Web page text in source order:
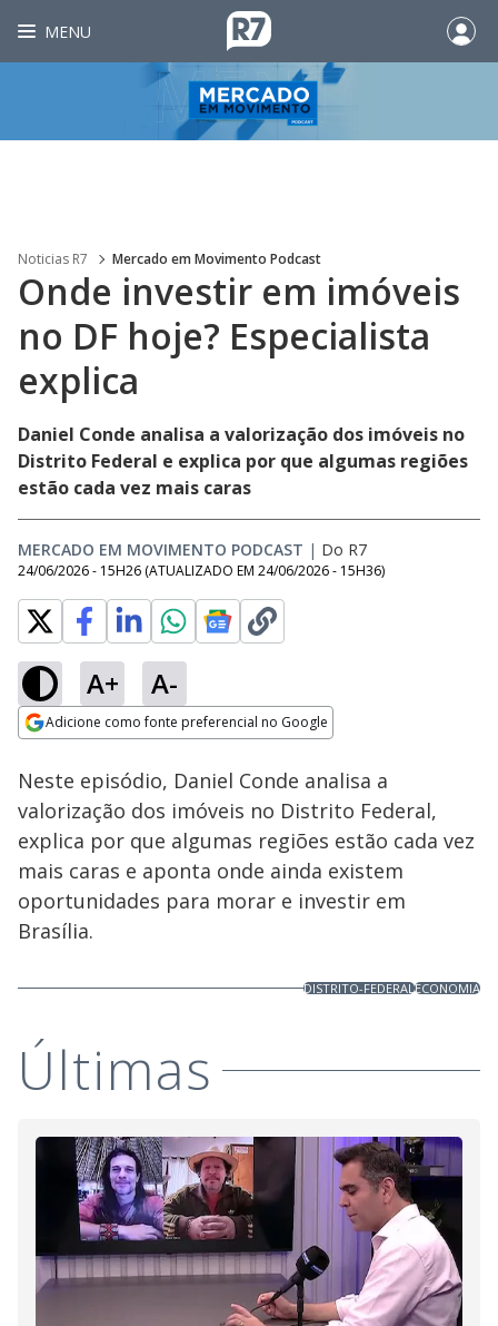
MENU
Noticias R7 Mercado em Movimento Podcast
Onde investir em imóveis
no DF hoje? Especialista
explica
Daniel Conde analisa a valorização dos imóveis no
Distrito Federal e explica por que algumas regiões
estão cada vez mais caras
MERCADO EM MOVIMENTO PODCAST | Do R7
24/06/2026 - 15H26 (ATUALIZADO EM 24/06/2026 - 15H36)
A+ A-
Adicione como fonte preferencial no Google
Ativar
Loaded:
4.44%
Neste episódio, Daniel Conde analisa a
valorização dos imóveis no Distrito Federal,
explica por que algumas regiões estão cada vez
mais caras e aponta onde ainda existem
oportunidades para morar e investir em
Brasília.
DISTRITO-FEDERALECONOMIA
Últimas